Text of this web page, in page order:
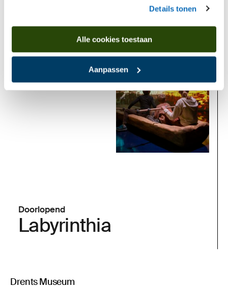
Details tonen
Alle cookies toestaan
Aanpassen
Komt voor in
Doorlopend
Labyrinthia
Drents Museum